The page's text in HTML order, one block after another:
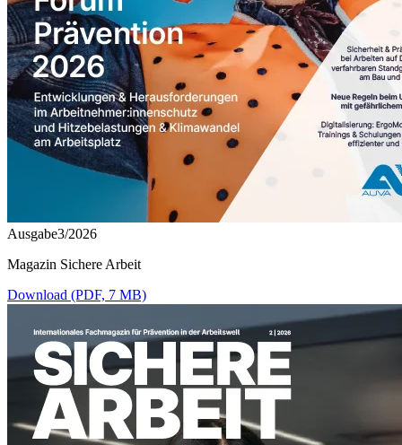
Ausgabe3/2026
Magazin Sichere Arbeit
Download (PDF, 7 MB)